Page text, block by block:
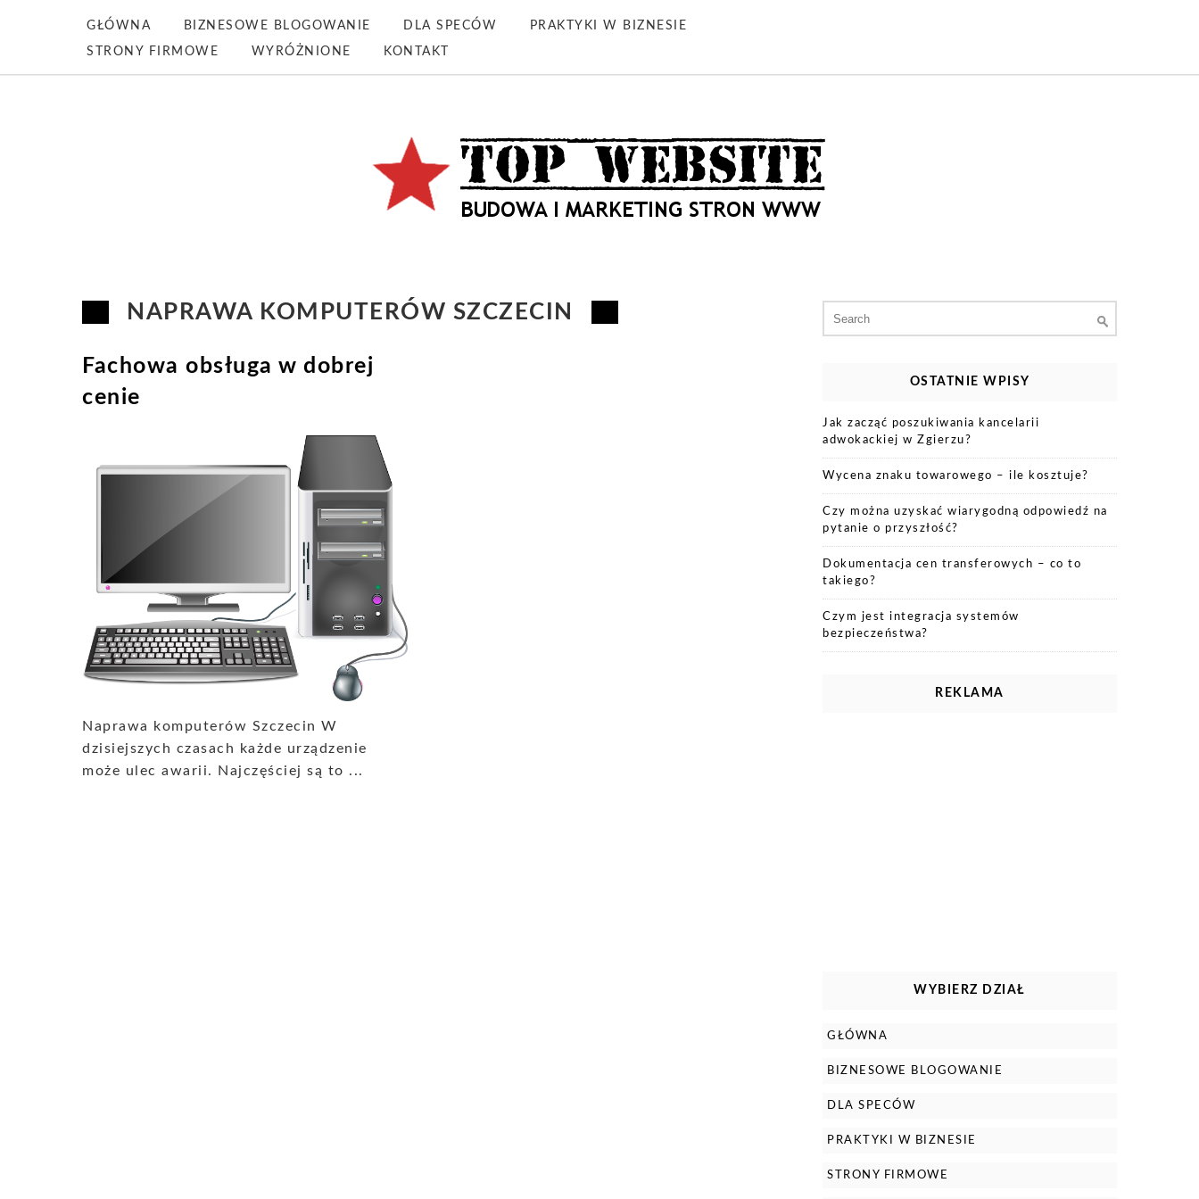
GŁÓWNA BIZNESOWE BLOGOWANIE DLA SPECÓW PRAKTYKI W BIZNESIE
STRONY FIRMOWE WYRÓŻNIONE KONTAKT
NAPRAWA KOMPUTERÓW SZCZECIN
Fachowa obsługa w dobrej
cenie
Naprawa komputerów Szczecin W
dzisiejszych czasach każde urządzenie
może ulec awarii. Najczęściej są to ...
for:
OSTATNIE WPISY
Jak zacząć poszukiwania kancelarii
adwokackiej w Zgierzu?
Wycena znaku towarowego – ile kosztuje?
Czy można uzyskać wiarygodną odpowiedź na
pytanie o przyszłość?
Dokumentacja cen transferowych – co to
takiego?
Czym jest integracja systemów
bezpieczeństwa?
REKLAMA
WYBIERZ DZIAŁ
GŁÓWNA
BIZNESOWE BLOGOWANIE
DLA SPECÓW
PRAKTYKI W BIZNESIE
STRONY FIRMOWE